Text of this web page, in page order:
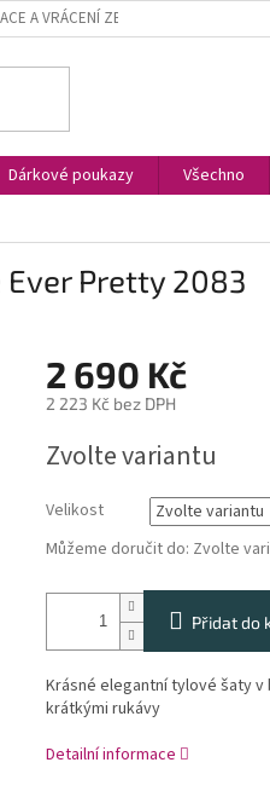
A VRÁCENÍ ZBOŽÍ
Dárkové poukazy Všechno
Pretty 2083
2 690 Kč
2 223 Kč bez DPH
cena:
Zvolte variantu
Velikost
Můžeme doručit do: Zvolte
Přidat do
Krásné elegantní tylové šaty
krátkými rukávy
Detailní informace